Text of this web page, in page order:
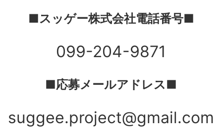
■スッゲー株式会社電話番号■
099-204-9871
■応募メールアドレス■
suggee.project@gmail.com